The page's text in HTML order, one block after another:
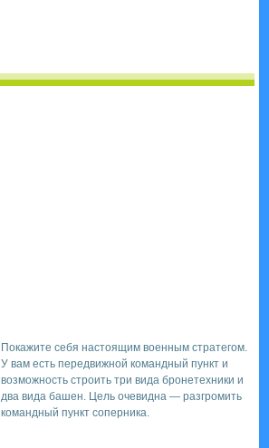
Покажите себя настоящим военным стратегом.
У вам есть передвижной командный пункт и
возможность строить три вида бронетехники и
два вида башен. Цель очевидна — разгромить
командный пункт соперника.